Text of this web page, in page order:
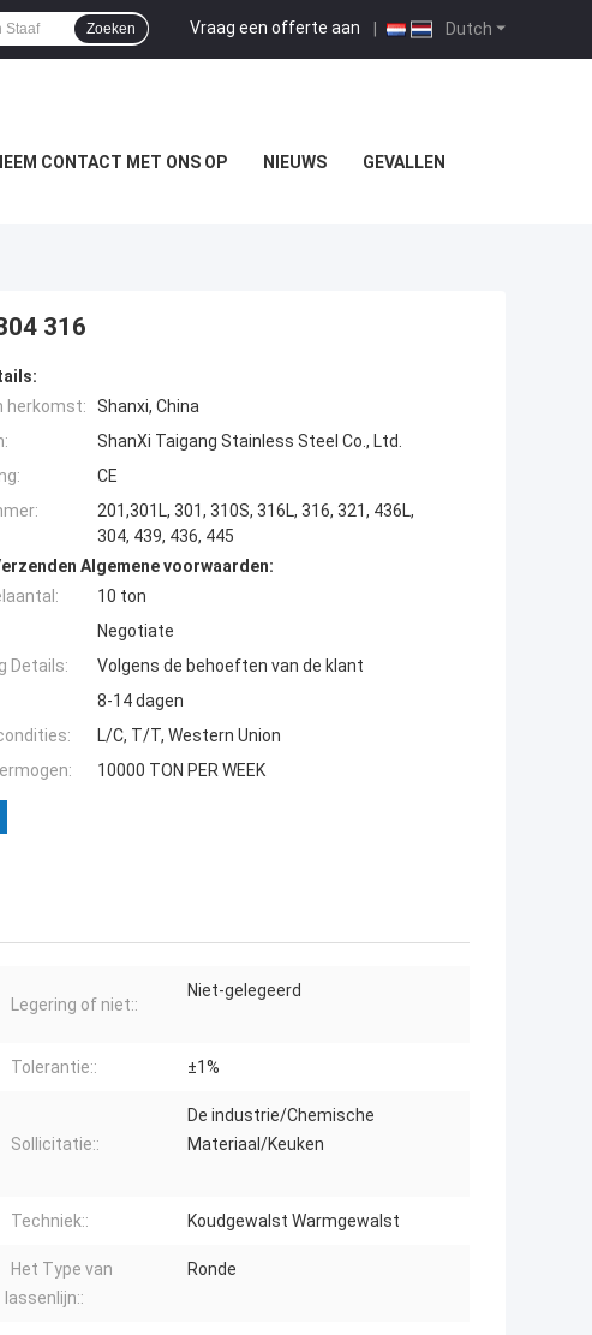
Dutch
Vraag een offerte aan |
Zoeken
CONTACT MET ONS OP NIEUWS GEVALLEN
316
herkomst:
Shanxi, China
ShanXi Taigang Stainless Steel Co., Ltd.
CE
201,301L, 301, 310S, 316L, 316, 321, 436L,
304, 439, 436, 445
Algemene voorwaarden:
10 ton
Negotiate
Details:
Volgens de behoeften van de klant
8-14 dagen
L/C, T/T, Western Union
10000 TON PER WEEK
Legering of niet::
Niet-gelegeerd
Tolerantie:: ±1%
Sollicitatie::
De industrie/Chemische
Materiaal/Keuken
Techniek:: Koudgewalst Warmgewalst
Het Type van
lassenlijn::
Ronde